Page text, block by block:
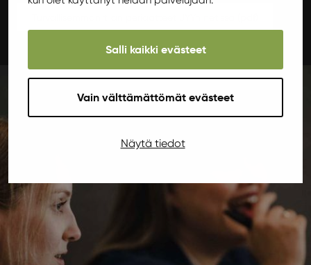
Salli kaikki evästeet
Vain välttämättömät evästeet
Näytä tiedot